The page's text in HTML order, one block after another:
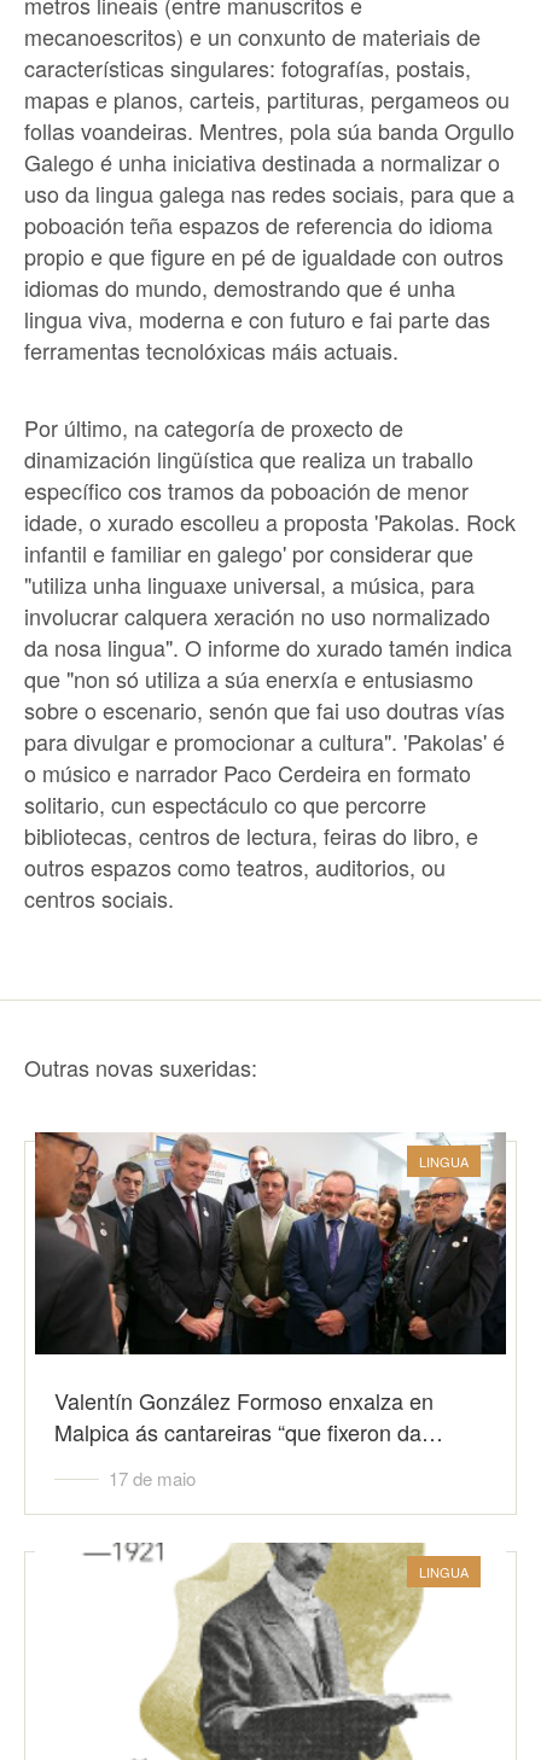
mecanoescritos) e un conxunto de materiais de
características singulares: fotografías, postais,
mapas e planos, carteis, partituras, pergameos ou
follas voandeiras. Mentres, pola súa banda Orgullo
Galego é unha iniciativa destinada a normalizar o
uso da lingua galega nas redes sociais, para que a
poboación teña espazos de referencia do idioma
propio e que figure en pé de igualdade con outros
idiomas do mundo, demostrando que é unha
lingua viva, moderna e con futuro e fai parte das
ferramentas tecnolóxicas máis actuais.
Por último, na categoría de proxecto de
dinamización lingüística que realiza un traballo
específico cos tramos da poboación de menor
idade, o xurado escolleu a proposta 'Pakolas. Rock
infantil e familiar en galego' por considerar que
"utiliza unha linguaxe universal, a música, para
involucrar calquera xeración no uso normalizado
da nosa lingua". O informe do xurado tamén indica
que "non só utiliza a súa enerxía e entusiasmo
sobre o escenario, senón que fai uso doutras vías
para divulgar e promocionar a cultura". 'Pakolas' é
o músico e narrador Paco Cerdeira en formato
solitario, cun espectáculo co que percorre
bibliotecas, centros de lectura, feiras do libro, e
outros espazos como teatros, auditorios, ou
centros sociais.
Outras novas suxeridas:
LINGUA
Valentín González Formoso enxalza en
Malpica ás cantareiras “que fixeron da…
17 de maio
LINGUA